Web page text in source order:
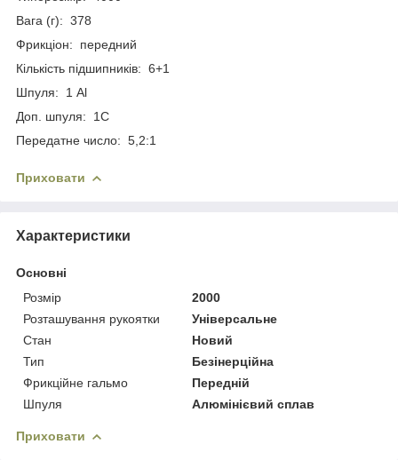
Вага (г): 378
Фрикціон: передний
Кількість підшипників: 6+1
Шпуля: 1 Al
Доп. шпуля: 1С
Передатне число: 5,2:1
Приховати
Характеристики
Основні
Розмір
2000
Розташування рукоятки
Універсальне
Стан
Новий
Тип
Безінерційна
Фрикційне гальмо
Передній
Шпуля
Алюмінієвий сплав
Приховати